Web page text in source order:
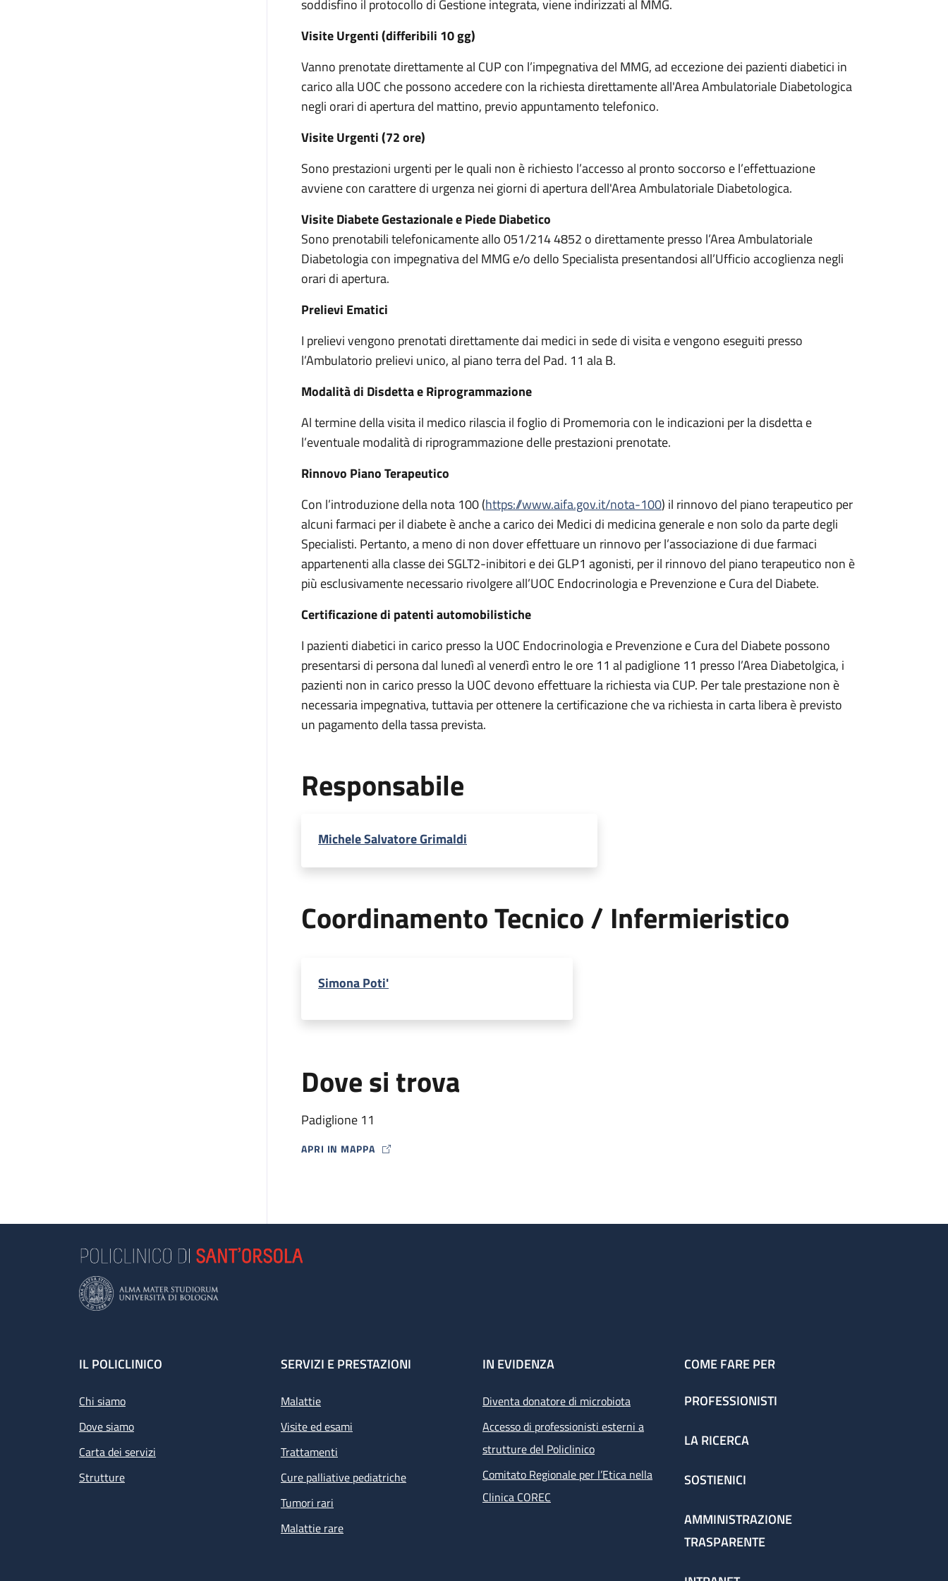
soddisfino il protocollo di Gestione integrata, viene indirizzati al MMG.
Visite Urgenti (differibili 10 gg)
Vanno prenotate direttamente al CUP con l’impegnativa del MMG, ad eccezione dei pazienti diabetici in
carico alla UOC che possono accedere con la richiesta direttamente all'Area Ambulatoriale Diabetologica
negli orari di apertura del mattino, previo appuntamento telefonico.
Visite Urgenti (72 ore)
Sono prestazioni urgenti per le quali non è richiesto l’accesso al pronto soccorso e l’effettuazione
avviene con carattere di urgenza nei giorni di apertura dell'Area Ambulatoriale Diabetologica.
Visite Diabete Gestazionale e Piede Diabetico
Sono prenotabili telefonicamente allo 051/214 4852 o direttamente presso l’Area Ambulatoriale
Diabetologia con impegnativa del MMG e/o dello Specialista presentandosi all’Ufficio accoglienza negli
orari di apertura.
Prelievi Ematici
I prelievi vengono prenotati direttamente dai medici in sede di visita e vengono eseguiti presso
l’Ambulatorio prelievi unico, al piano terra del Pad. 11 ala B.
Modalità di Disdetta e Riprogrammazione
Al termine della visita il medico rilascia il foglio di Promemoria con le indicazioni per la disdetta e
l’eventuale modalità di riprogrammazione delle prestazioni prenotate.
Rinnovo Piano Terapeutico
Con l’introduzione della nota 100 (https://www.aifa.gov.it/nota-100) il rinnovo del piano terapeutico per
alcuni farmaci per il diabete è anche a carico dei Medici di medicina generale e non solo da parte degli
Specialisti. Pertanto, a meno di non dover effettuare un rinnovo per l’associazione di due farmaci
appartenenti alla classe dei SGLT2-inibitori e dei GLP1 agonisti, per il rinnovo del piano terapeutico non è
più esclusivamente necessario rivolgere all’UOC Endocrinologia e Prevenzione e Cura del Diabete.
Certificazione di patenti automobilistiche
I pazienti diabetici in carico presso la UOC Endocrinologia e Prevenzione e Cura del Diabete possono
presentarsi di persona dal lunedì al venerdì entro le ore 11 al padiglione 11 presso l’Area Diabetolgica, i
pazienti non in carico presso la UOC devono effettuare la richiesta via CUP. Per tale prestazione non è
necessaria impegnativa, tuttavia per ottenere la certificazione che va richiesta in carta libera è previsto
un pagamento della tassa prevista.
Responsabile
Michele Salvatore Grimaldi
Coordinamento Tecnico / Infermieristico
Simona Poti'
Dove si trova
Padiglione 11
APRI IN MAPPA
MAP ICON
Footer
IL POLICLINICO
Chi siamo
Dove siamo
Carta dei servizi
Strutture
SERVIZI E PRESTAZIONI
Malattie
Visite ed esami
Trattamenti
Cure palliative pediatriche
Tumori rari
Malattie rare
IN EVIDENZA
Diventa donatore di microbiota
Accesso di professionisti esterni a
strutture del Policlinico
Comitato Regionale per l’Etica nella
Clinica COREC
COME FARE PER
PROFESSIONISTI
LA RICERCA
SOSTIENICI
AMMINISTRAZIONE
TRASPARENTE